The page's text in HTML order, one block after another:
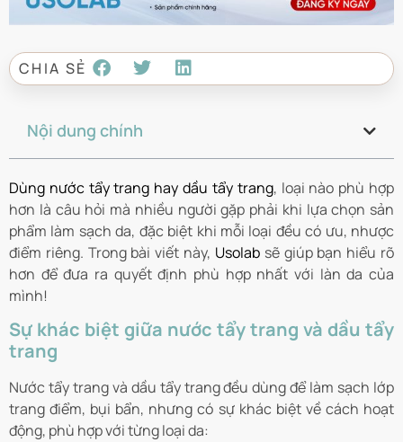
CHIA SẺ
Nội dung chính
Dùng nước tẩy trang hay dầu tẩy trang, loại nào phù hợp
hơn là câu hỏi mà nhiều người gặp phải khi lựa chọn sản
phẩm làm sạch da, đặc biệt khi mỗi loại đều có ưu, nhược
điểm riêng. Trong bài viết này, Usolabsẽ giúp bạn hiểu rõ
hơn để đưa ra quyết định phù hợp nhất với làn da của
mình!
Sự khác biệt giữa nước tẩy trang và dầu tẩy
trang
Nước tẩy trang và dầu tẩy trang đều dùng để làm sạch lớp
trang điểm, bụi bẩn, nhưng có sự khác biệt về cách hoạt
động, phù hợp với từng loại da: